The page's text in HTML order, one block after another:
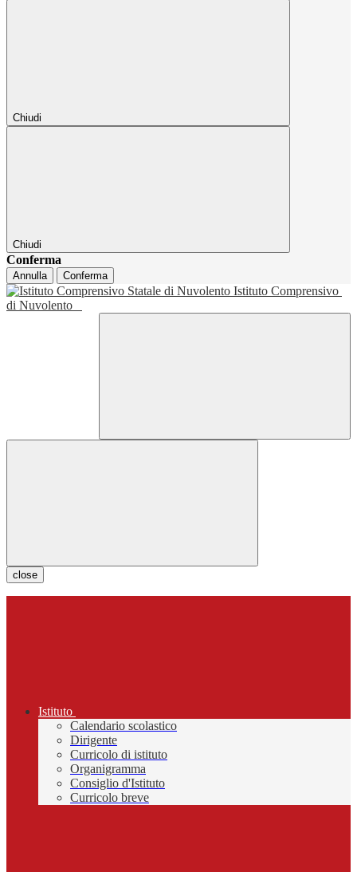
Chiudi
Chiudi
Conferma
Annulla Conferma
Istituto Comprensivo
di Nuvolento
close
Istituto
Calendario scolastico
Dirigente
Curricolo di istituto
Organigramma
Consiglio d'Istituto
Curricolo breve